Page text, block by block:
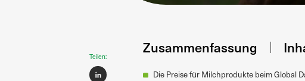
Teilen:
Zusammenfassung
Die Preise für Milchprodukte beim Global